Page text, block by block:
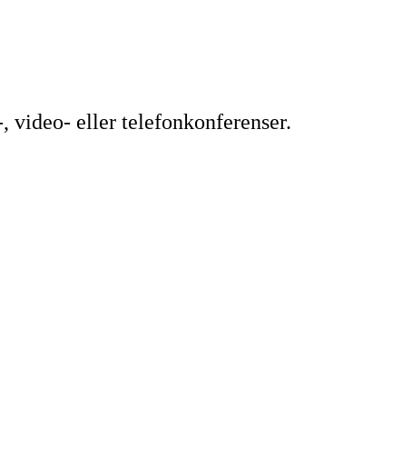
video- eller telefonkonferenser.